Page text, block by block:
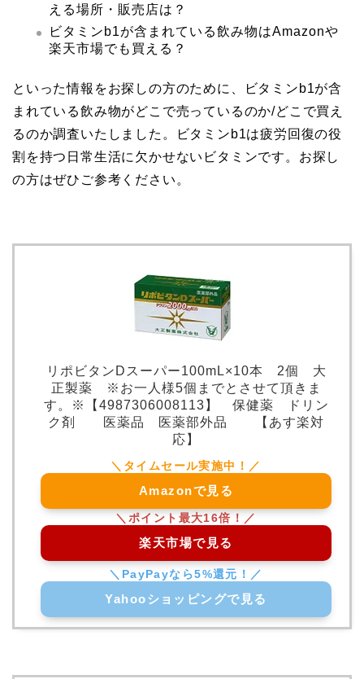
える場所・販売店は？
ビタミンb1が含まれている飲み物はAmazonや
楽天市場でも買える？
といった情報をお探しの方のために、
ビタミンb1が含
まれている飲み物がどこで売っているのか/どこで買え
るのか調査いたしました。ビタミンb1は疲労回復の役
割を持つ日常生活に欠かせないビタミンです。 お探し
の方はぜひご参考ください。
リポビタンDスーパー100mL×10本 2個 大
正製薬 ※お一人様5個までとさせて頂きま
す。※【4987306008113】 保健薬 ドリン
ク剤 医薬品 医薬部外品 【あす楽対
応】
Amazonで見る
楽天市場で見る
Yahooショッピングで見る